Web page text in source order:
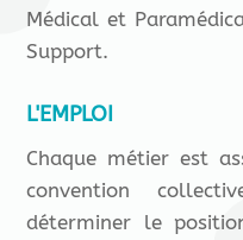
Médical et
Support.
L'EMPLOI
Chaque métier est
convention
déterminer le